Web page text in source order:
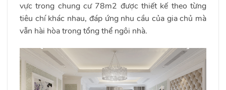
vực trong chung cư 78m2 được thiết kế theo từng
tiêu chí khác nhau, đáp ứng nhu cầu của gia chủ mà
vẫn hài hòa trong tổng thể ngôi nhà.